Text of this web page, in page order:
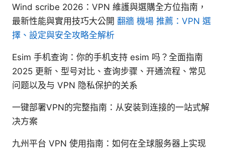
Wind scribe 2026：VPN 維護與選購全方位指南，
最新性能與實用技巧大公開 翻牆 機場 推薦：VPN 選
擇、設定與安全攻略全解析
Esim 手机查询：你的手机支持 esim 吗？全面指南
2025 更新、型号对比、查询步骤、开通流程、常见
问题以及与 VPN 隐私保护的关系
一键部署VPN的完整指南：从安装到连接的一站式解
决方案
九州平台 VPN 使用指南：如何在全球服务器上实现